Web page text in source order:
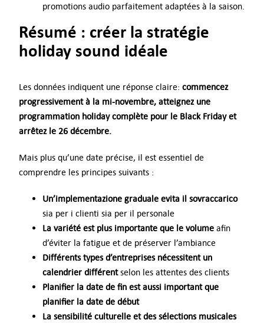
promotions audio parfaitement adaptées à la saison.
Résumé : créer la stratégie
holiday sound idéale
Les données indiquent une réponse claire: commencez
progressivement à la mi-novembre, atteignez une
programmation holiday complète pour le Black Friday et
arrêtez le 26 décembre.
Mais plus qu’une date précise, il est essentiel de
comprendre les principes suivants :
Un’implementazione graduale evita il sovraccarico
sia per i clienti sia per il personale
La variété est plus importante que le volumeafin
d’éviter la fatigue et de préserver l’ambiance
Différents types d’entreprises nécessitent un
calendrier différentselon les attentes des clients
Planifier la date de fin est aussi important que
planifier la date de début
La sensibilité culturelle et des sélections musicales